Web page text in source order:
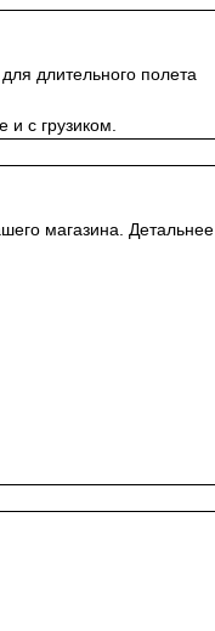
длительного полета
и с грузиком.
магазина. Детальнее